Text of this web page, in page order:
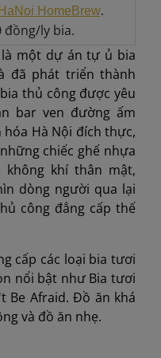
HomeBrew.
đồng/ly bia.
là một dự án tự ủ bia
đã phát triển thành
thủ công được yêu
bar ven đường ấm
Hà Nội đích thực,
chiếc ghế nhựa
khí thân mật,
dòng người qua lại
công đẳng cấp thế
cấp các loại bia tươi
nổi bật như Bia tươi
Be Afraid. Đồ ăn khá
và đồ ăn nhẹ.